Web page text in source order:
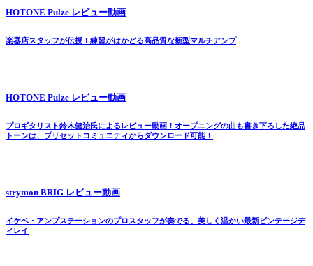
HOTONE Pulze レビュー動画
楽器店スタッフが伝授！練習がはかどる高品質な新型マルチアンプ
HOTONE Pulze レビュー動画
プロギタリスト鈴木健治氏によるレビュー動画！オープニングの曲も書き下ろした絶品
トーンは、プリセットコミュニティからダウンロード可能！
strymon BRIG レビュー動画
イケベ・アンプステーションのプロスタッフが奏でる、美しく温かい最新ビンテージデ
ィレイ